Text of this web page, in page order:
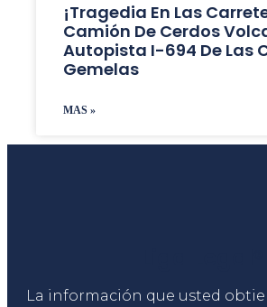
¡Tragedia En Las
Camión De Cerdos
Autopista I-694 De Las
Gemelas
MAS »
La información que usted